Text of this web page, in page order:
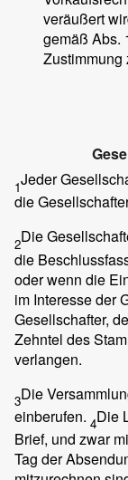
veräußert
gemäß Abs.
Zustimmung
1Jeder
die
2Die
die
oder wenn die
im Interesse der
Gesellschafter,
Zehntel des
verlangen.
3Die
einberufen. 4Die
Brief, und zwar
Tag der